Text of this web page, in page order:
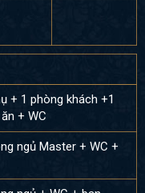
+ 1 phòng khách +1
+ WC
ngủ Master + WC +